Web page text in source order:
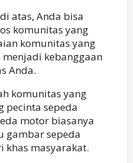
atas, Anda bisa
komunitas yang
komunitas yang
kebanggaan
Anda.
komunitas yang
pecinta sepeda
motor biasanya
gambar sepeda
khas masyarakat.